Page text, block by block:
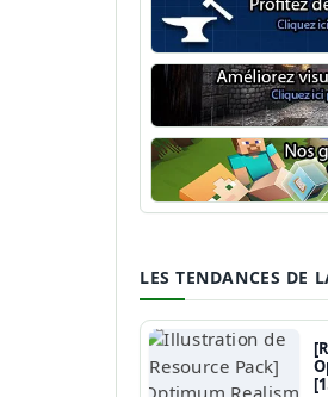
Minecraft Forge
Shaders Minecraft
Guide Minecraft
LES TENDANCES DE